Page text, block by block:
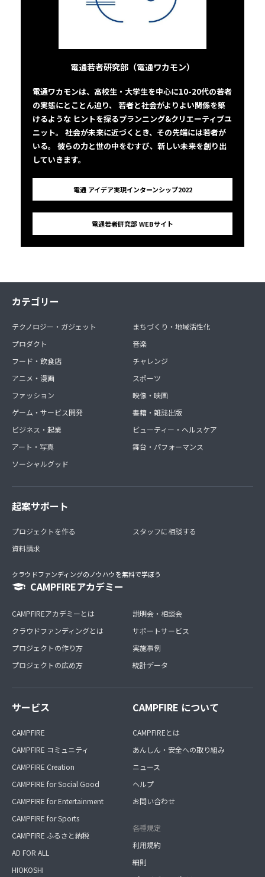
電通若者研究部（電通ワカモン）
電通ワカモンは、高校生・大学生を中心に10-20代の若者
の実態にとことん迫り、 若者と社会がよりよい関係を築
けるような ヒントを探るプランニング&クリエーティブユ
ニット。 社会が未来に近づくとき、その先端には若者が
いる。 彼らの力と世の中をむすび、新しい未来を創り出
していきます。
電通 アイデア実現インターンシップ2022
電通若者研究部 WEBサイト
カテゴリー
テクノロジー・ガジェット
プロダクト
フード・飲食店
アニメ・漫画
ファッション
ゲーム・サービス開発
ビジネス・起業
アート・写真
ソーシャルグッド
まちづくり・地域活性化
音楽
チャレンジ
スポーツ
映像・映画
書籍・雑誌出版
ビューティー・ヘルスケア
舞台・パフォーマンス
起案サポート
プロジェクトを作る
資料請求
スタッフに相談する
クラウドファンディングのノウハウを無料で学ぼう
CAMPFIREアカデミー
CAMPFIREアカデミーとは
クラウドファンディングとは
プロジェクトの作り方
プロジェクトの広め方
説明会・相談会
サポートサービス
実施事例
統計データ
サービス
CAMPFIRE
CAMPFIRE コミュニティ
CAMPFIRE Creation
CAMPFIRE for Social Good
CAMPFIRE for Entertainment
CAMPFIRE for Sports
CAMPFIRE ふるさと納税
AD FOR ALL
HIOKOSHI
CAMPFIRE について
CAMPFIREとは
あんしん・安全への取り組み
ニュース
ヘルプ
お問い合わせ
各種規定
利用規約
細則